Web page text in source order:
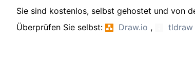
Sie sind kostenlos, selbst gehostet und von
Überprüfen Sie selbst:
Draw.io , tldraw